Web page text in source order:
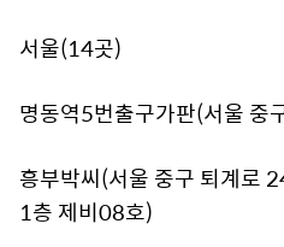
서울(14곳)
명동역5번출구가판(서울 중
흥부박씨(서울 중구 퇴계로
1층 제비08호)